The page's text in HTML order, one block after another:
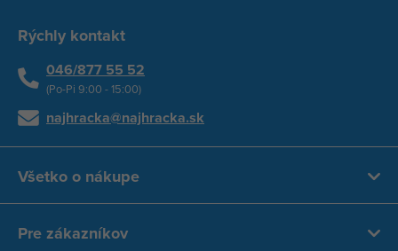
Rýchly kontakt
046/877 55 52
(Po-Pi 9:00 - 15:00)
najhracka@najhracka.sk
Všetko o nákupe
Pre zákazníkov